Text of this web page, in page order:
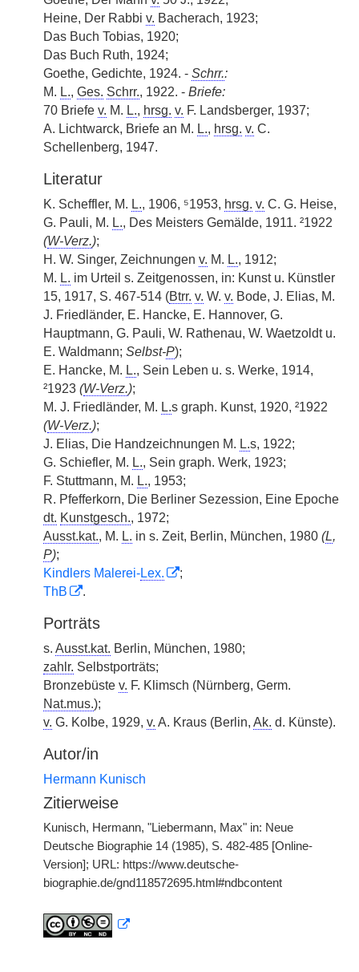
Heine, Der Rabbi v. Bacherach, 1923;
Das Buch Tobias, 1920;
Das Buch Ruth, 1924;
Goethe, Gedichte, 1924. - Schrr.:
M. L., Ges. Schrr., 1922. - Briefe:
70 Briefe v. M. L., hrsg. v. F. Landsberger, 1937;
A. Lichtwarck, Briefe an M. L., hrsg. v. C.
Schellenberg, 1947.
Literatur
K. Scheffler, M. L., 1906, ⁵1953, hrsg. v. C. G. Heise,
G. Pauli, M. L., Des Meisters Gemälde, 1911. ²1922
(W-Verz.);
H. W. Singer, Zeichnungen v. M. L., 1912;
M. L. im Urteil s. Zeitgenossen, in: Kunst u. Künstler
15, 1917, S. 467-514 (Btrr. v. W. v. Bode, J. Elias, M.
J. Friedländer, E. Hancke, E. Hannover, G.
Hauptmann, G. Pauli, W. Rathenau, W. Waetzoldt u.
E. Waldmann; Selbst-P);
E. Hancke, M. L., Sein Leben u. s. Werke, 1914,
²1923 (W-Verz.);
M. J. Friedländer, M. L.s graph. Kunst, 1920, ²1922
(W-Verz.);
J. Elias, Die Handzeichnungen M. L.s, 1922;
G. Schiefler, M. L., Sein graph. Werk, 1923;
F. Stuttmann, M. L., 1953;
R. Pfefferkorn, Die Berliner Sezession, Eine Epoche
dt. Kunstgesch., 1972;
Ausst.kat., M. L. in s. Zeit, Berlin, München, 1980 (L,
P);
Kindlers Malerei-Lex.
;
ThB
.
Porträts
s. Ausst.kat. Berlin, München, 1980;
zahlr. Selbstporträts;
Bronzebüste v. F. Klimsch (Nürnberg, Germ.
Nat.mus.);
v. G. Kolbe, 1929, v. A. Kraus (Berlin, Ak. d. Künste).
Autor/in
Hermann Kunisch
Zitierweise
Kunisch, Hermann, "Liebermann, Max" in: Neue
Deutsche Biographie 14 (1985), S. 482-485 [Online-
Version]; URL: https://www.deutsche-
biographie.de/gnd118572695.html#ndbcontent